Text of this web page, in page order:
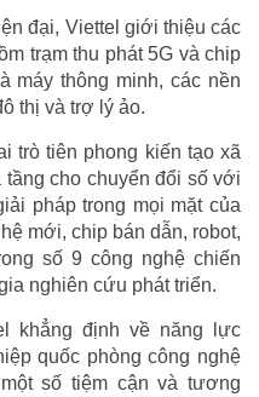
đại, Viettel giới thiệu các
trạm thu phát 5G và chip
máy thông minh, các nền
thị và trợ lý ảo.
trò tiên phong kiến tạo xã
cho chuyển đổi số với
pháp trong mọi mặt của
mới, chip bán dẫn, robot,
số 9 công nghệ chiến
nghiên cứu phát triển.
khẳng định về năng lực
quốc phòng công nghệ
số tiệm cận và tương